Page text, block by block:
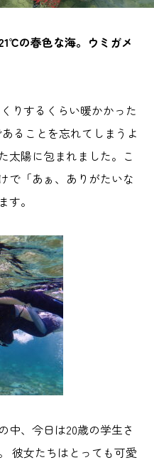
の春色な海。ウミガメ
りするくらい暖かかった
ることを忘れてしまうよ
太陽に包まれました。こ
で「あぁ、ありがたいな
す。
中、今日は20歳の学生さ
彼女たちはとっても可愛